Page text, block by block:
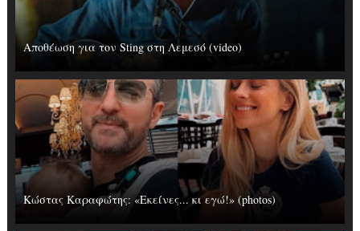
Αποθέωση για τον Sting στη Λεμεσό (video)
Κώστας Καραφώτης: «Εκείνες... κι εγώ!» (photos)